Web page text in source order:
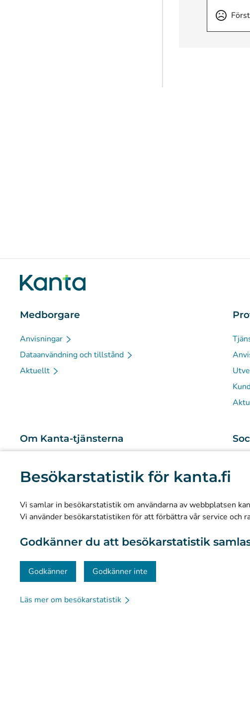
Besökarstatistik för kanta.fi
Vi samlar in besökarstatistik om användarna av webbplatsen
Vi använder besökarstatistiken för att förbättra vår service och
Godkänner du att besökarstatistik
Godkänner Godkänner inte
Läs mer om besökarstatistik
Medborgare
Anvisningar
Dataanvändning och tillstånd
Aktuellt
Om Kanta-tjänsterna
Forskning och kunskapsbaserad ledning
Dataskydd och tillgänglighet
Kommunikation och sociala medier
© Kanta-Palvelut, Kansaneläkelaitos